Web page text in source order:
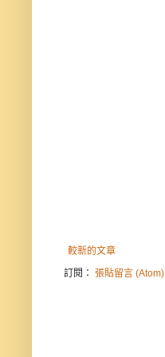
較新的文章
訂閱： 張貼留言 (Atom)